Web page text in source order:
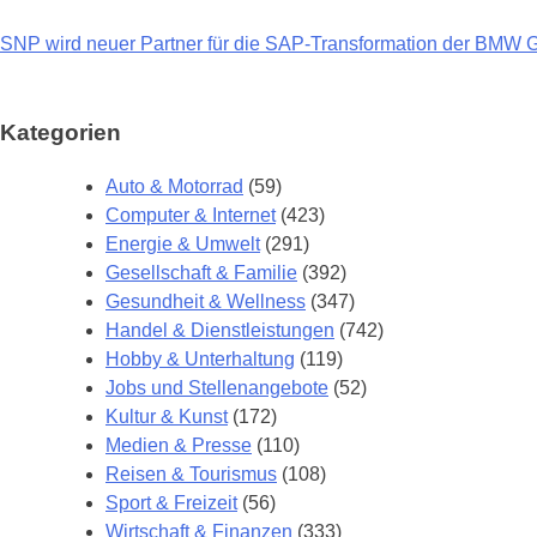
SNP wird neuer Partner für die SAP-Transformation der BMW
Kategorien
Auto & Motorrad (59)
Computer & Internet(423)
Energie & Umwelt(291)
Gesellschaft & Familie (392)
Gesundheit & Wellness (347)
Handel & Dienstleistungen (742)
Hobby & Unterhaltung (119)
Jobs und Stellenangebote (52)
Kultur & Kunst(172)
Medien & Presse (110)
Reisen & Tourismus (108)
Sport & Freizeit(56)
Wirtschaft & Finanzen (333)